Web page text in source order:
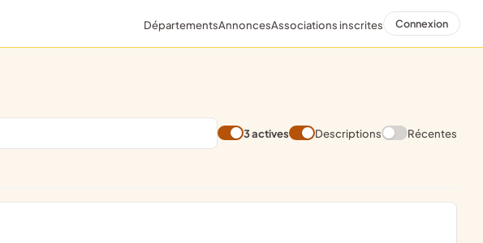
DépartementsAnnoncesAssociations inscrites Connexion
3 actives Descriptions Récentes